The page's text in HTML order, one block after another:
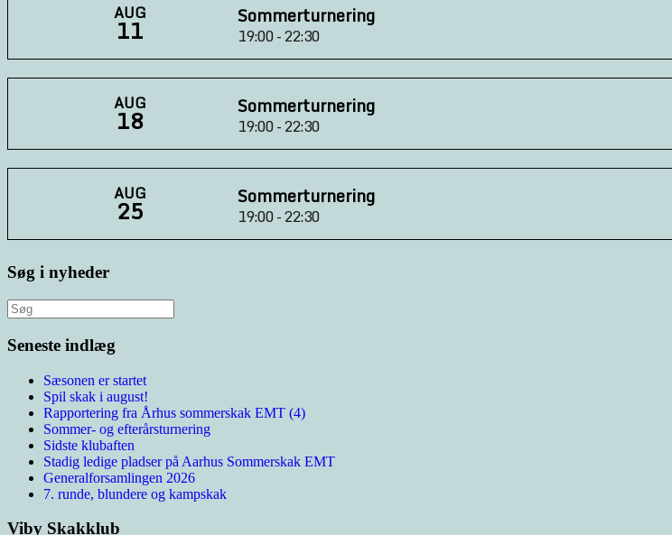
AUG
11 Sommerturnering
19:00 - 22:30
AUG
18 Sommerturnering
19:00 - 22:30
AUG
25 Sommerturnering
19:00 - 22:30
Søg i nyheder
Søg
efter:
Seneste indlæg
Sæsonen er startet
Spil skak i august!
Rapportering fra Århus sommerskak EMT (4)
Sommer- og efterårsturnering
Sidste klubaften
Stadig ledige pladser på Aarhus Sommerskak EMT
Generalforsamlingen 2026
7. runde, blundere og kampskak
Viby Skakklub